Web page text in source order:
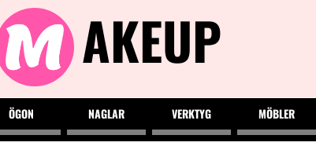
AKEUP
ÖGON NAGLAR VERKTYG MÖBLER